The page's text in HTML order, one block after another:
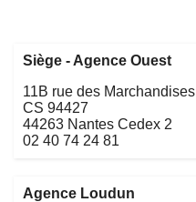
Siège - Agence Ouest
11B rue des Marchandises
CS 94427
44263 Nantes Cedex 2
02 40 74 24 81
Agence Loudun